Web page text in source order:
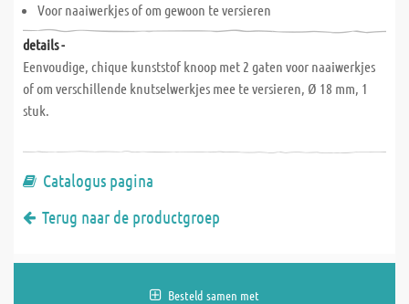
Voor naaiwerkjes of om gewoon te versieren
details -
Eenvoudige, chique kunststof knoop met 2 gaten voor naaiwerkjes
of om verschillende knutselwerkjes mee te versieren, Ø 18 mm, 1
stuk.
Catalogus pagina
Terug naar de productgroep
Besteld samen met